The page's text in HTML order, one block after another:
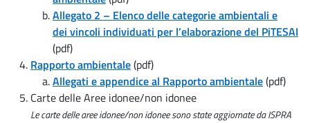
Allegato 2 – Elenco delle categorie ambientali e
dei vincoli individuati per l’elaborazione del PiTESAI
(pdf)
Rapporto ambientale(pdf)
Allegati e appendice al Rapporto ambientale(pdf)
Carte delle Aree idonee/non idonee
Le carte delle aree idonee/non idonee sono state aggiornate da ISPRA